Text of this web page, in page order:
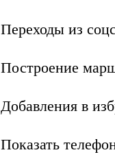
Переходы из
Построение
Добавления в
Показать